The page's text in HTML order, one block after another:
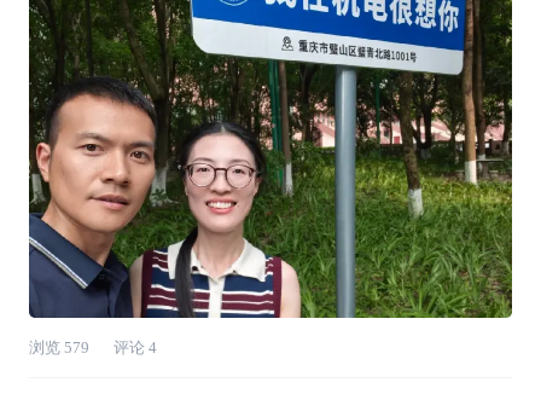
山校区的那一刻，熟悉的红砖墙、笔直的梧桐
道，瞬间把记忆拉回了十五年前。方向盘在手中
轻转，G
浏览 579 评论 4